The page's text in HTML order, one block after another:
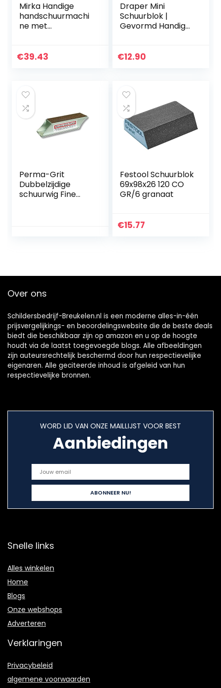
Mirka Handige
handschuurmachi
ne met
80x230mm
plamuur, gips,
hout, stofvrij
schuren, 8391200111
€39.43
Draper Mini
Schuurblok |
Gevormd Handig
ne | Hout, Grit en
Schuurpapier |
17163
€12.90
Perma-Grit
Dubbelzijdige
schuurwig Fine
Festool Schuurblok
69x98x26 120 CO
GR/6 granaat
€15.77
Over ons
Schildersbedrijf-Breukelen.nl is een moderne alles-in-één
prijsvergelijkings- en beoordelingswebsite die de beste deals
biedt die beschikbaar zijn op amazon en u op de hoogte
houdt via de laatst toegevoegde blogs. Alle afbeeldingen
zijn auteursrechtelijk beschermd door hun respectievelijke
eigenaren. Alle geciteerde inhoud is afgeleid van hun
respectievelijke bronnen.
WORD LID VAN ONZE MAILLIJST VOOR BEST
Aanbiedingen
Snelle links
Alles winkelen
Home
Blogs
Onze webshops
Adverteren
Verklaringen
Privacybeleid
algemene voorwaarden